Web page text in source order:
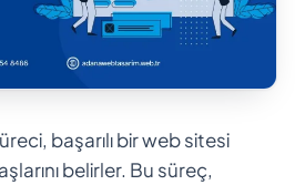
başarılı bir web sitesi
belirler. Bu süreç,